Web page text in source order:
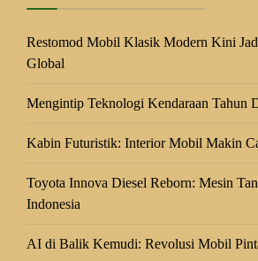
Restomod Mobil Klasik Modern Kini
Global
Mengintip Teknologi Kendaraan Tahun
Kabin Futuristik: Interior Mobil Makin
Toyota Innova Diesel Reborn: Mesin
Indonesia
AI di Balik Kemudi: Revolusi Mobil